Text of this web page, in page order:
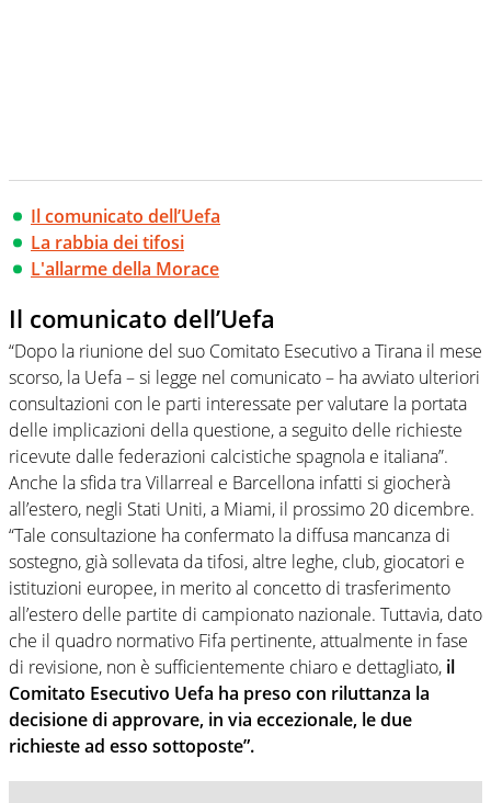
Il comunicato dell’Uefa
La rabbia dei tifosi
L'allarme della Morace
Il comunicato dell’Uefa
“Dopo la riunione del suo Comitato Esecutivo a Tirana il mese
scorso, la Uefa – si legge nel comunicato – ha avviato ulteriori
consultazioni con le parti interessate per valutare la portata
delle implicazioni della questione, a seguito delle richieste
ricevute dalle federazioni calcistiche spagnola e italiana”.
Anche la sfida tra Villarreal e Barcellona infatti si giocherà
all’estero, negli Stati Uniti, a Miami, il prossimo 20 dicembre.
“Tale consultazione ha confermato la diffusa mancanza di
sostegno, già sollevata da tifosi, altre leghe, club, giocatori e
istituzioni europee, in merito al concetto di trasferimento
all’estero delle partite di campionato nazionale. Tuttavia, dato
che il quadro normativo Fifa pertinente, attualmente in fase
di revisione, non è sufficientemente chiaro e dettagliato, il
Comitato Esecutivo Uefa ha preso con riluttanza la
decisione di approvare, in via eccezionale, le due
richieste ad esso sottoposte”.